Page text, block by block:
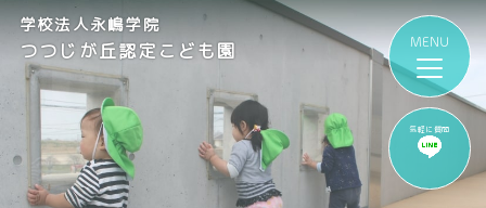
気軽に質問
学校法人永嶋学院
つつじが丘認定こども園